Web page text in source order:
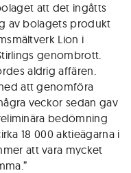
att det ingåtts
av bolagets produkt
Lion i
genombrott.
aldrig affären.
att genomföra
veckor sedan gav
bedömning
18 000 aktieägarna i
att vara mycket